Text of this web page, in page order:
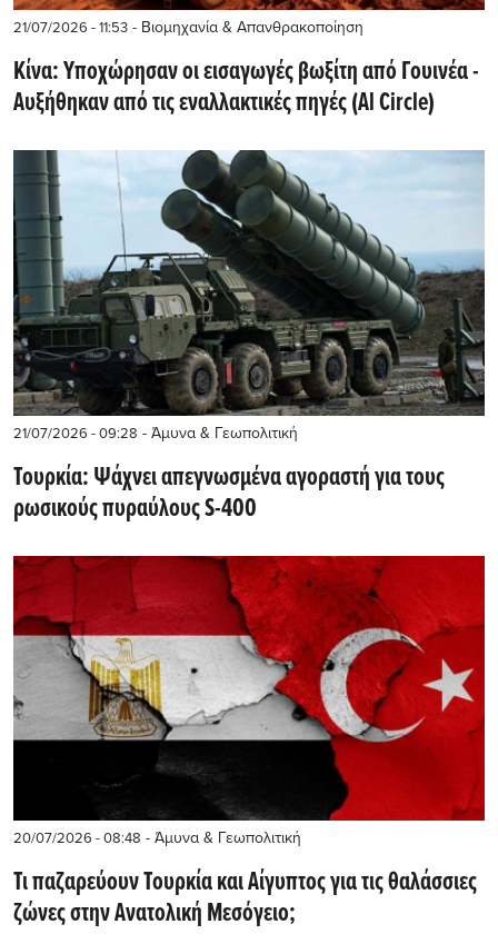
21/07/2026 - 11:53 - Βιομηχανία & Απανθρακοποίηση
Κίνα: Υποχώρησαν οι εισαγωγές βωξίτη από Γουινέα -
Αυξήθηκαν από τις εναλλακτικές πηγές (Al Circle)
21/07/2026 - 09:28 - Άμυνα & Γεωπολιτική
Τουρκία: Ψάχνει απεγνωσμένα αγοραστή για τους
ρωσικούς πυραύλους S-400
20/07/2026 - 08:48 - Άμυνα & Γεωπολιτική
Τι παζαρεύουν Τουρκία και Αίγυπτος για τις θαλάσσιες
ζώνες στην Ανατολική Μεσόγειο;